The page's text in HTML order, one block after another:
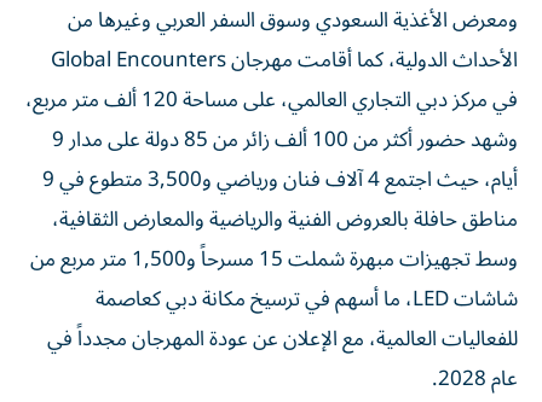
ومعرض الأغذية السعودي وسوق السفر العربي وغيرها من
الأحداث الدولية، كما أقامت مهرجان Global Encounters
في مركز دبي التجاري العالمي، على مساحة 120 ألف متر مربع،
وشهد حضور أكثر من 100 ألف زائر من 85 دولة على مدار 9
أيام، حيث اجتمع 4 آلاف فنان ورياضي و3,500 متطوع في 9
مناطق حافلة بالعروض الفنية والرياضية والمعارض الثقافية،
وسط تجهيزات مبهرة شملت 15 مسرحاً و1,500 متر مربع من
شاشات LED، ما أسهم في ترسيخ مكانة دبي كعاصمة
للفعاليات العالمية، مع الإعلان عن عودة المهرجان مجدداً في
عام 2028.